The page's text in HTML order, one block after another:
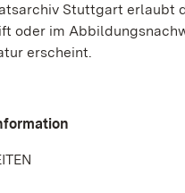
Stuttgart erlaubt
oder im
erscheint.